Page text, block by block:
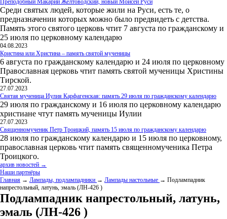
Преподобный Макарий Желтоводский, новый Моисей Руси
Среди святых людей, которые жили на Руси, есть те, о
предназначении которых можно было предвидеть с детства.
Память этого святого церковь чтит 7 августа по гражданскому и
25 июля по церковному календарю
04.08.2023
Кристина или Христина – память святой мученицы
6 августа по гражданскому календарю и 24 июля по церковному
Православная церковь чтит память святой мученицы Христины
Тирской.
27.07.2023
Святая мученица Иулия Карфагенская: память 29 июля по гражданскому календарю
29 июля по гражданскому и 16 июля по церковному календарю
христиане чтут память мученицы Иулии
27.07.2023
Священномученик Петр Троицкий, память 15 июля по гражданскому календарю
28 июля по гражданскому календарю и 15 июля по церковному,
православная церковь чтит память священномученика Петра
Троицкого.
архив новостей →
Наши партнёры
Главная → Лампады, подлампадники → Лампады настольные → Подлампадник
напрестольный, латунь, эмаль (ЛН-426 )
Подлампадник напрестольный, латунь,
эмаль (ЛН-426 )